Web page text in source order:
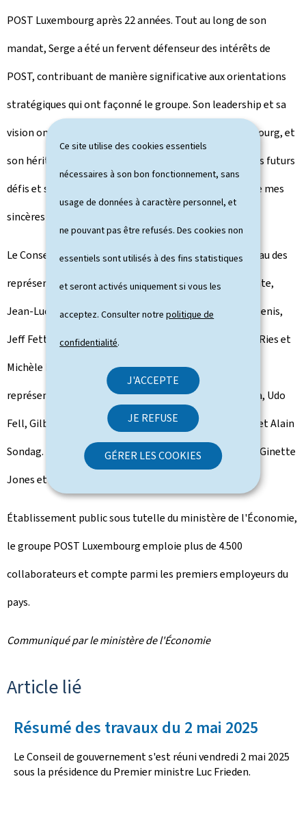
Ce site utilise des cookies essentiels
nécessaires à son bon fonctionnement, sans
usage de données à caractère personnel, et
ne pouvant pas être refusés. Des cookies non
essentiels sont utilisés à des fins statistiques
et seront activés uniquement si vous les
acceptez. Consulter notrepolitique de
confidentialité.
J'ACCEPTE
JE REFUSE
GÉRER LES COOKIES
POST Luxembourg après 22 années. Tout au long de son
mandat, Serge a été un fervent défenseur des intérêts de
POST, contribuant de manière significative aux orientations
stratégiques qui ont façonné le groupe. Son leadership et sa
vision ont été de véritables atouts pour POST Luxembourg, et
son héritage continuera d'inspirer l'entreprise dans ses futurs
défis et succès. Au nom du gouvernement, je lui adresse mes
sincères remerciements."
Le Conseil d'administration est ainsi composé, au niveau des
représentants de l'État de: Françoise Schlink, présidente,
Jean-Luc Kamphaus, vice-président, ainsi que Sandra Denis,
Jeff Fettes, Steve Fritz, Jean Olinger, Anne-Catherine Ries et
Michèle Bley, qui rejoint aussi le Conseil. Du côté des
représentants du personnel, on compte Pierre Da Silva, Udo
Fell, Gilbert Goergen, Raymond Juchem, Axel Ludwig, et Alain
Sondag. Enfin, les administrateurs indépendants sont Ginette
Jones et Jean-Marc Ueberecken.
Établissement public sous tutelle du ministère de l'Économie,
le groupe POST Luxembourg emploie plus de 4.500
collaborateurs et compte parmi les premiers employeurs du
pays.
Communiqué par le ministère de l'Économie
Article lié
Résumé des travaux du 2 mai 2025
Le Conseil de gouvernement s'est réuni vendredi 2 mai 2025
sous la présidence du Premier ministre Luc Frieden.